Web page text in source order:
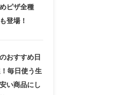
ピザ全種
登場！
おすすめ日
毎日使う生
い商品にし